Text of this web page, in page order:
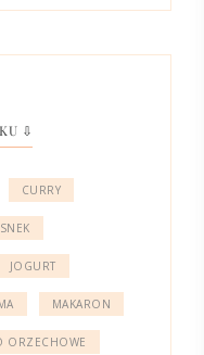
⇩
CURRY
JOGURT
MAKARON
ORZECHOWE